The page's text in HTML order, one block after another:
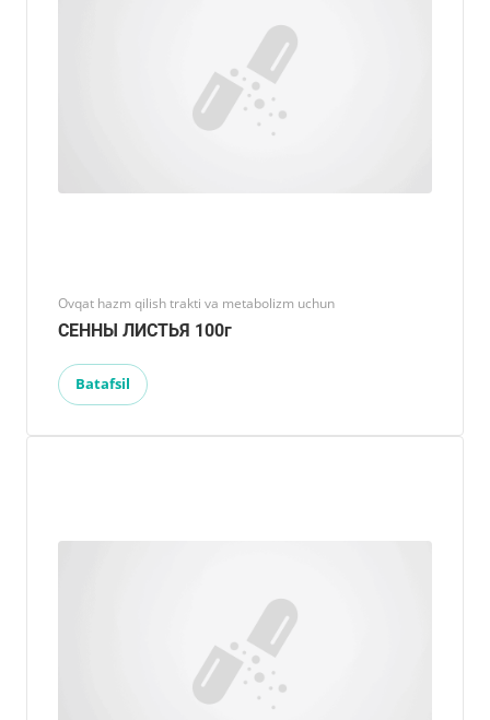
Ovqat hazm qilish trakti va metabolizm uchun
СЕННЫ ЛИСТЬЯ 100г
Batafsil